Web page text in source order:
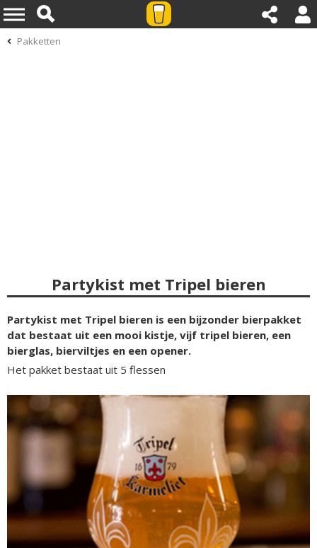
Pakketten
Partykist met Tripel bieren
Partykist met Tripel bieren is een bijzonder bierpakket
dat bestaat uit een mooi kistje, vijf tripel bieren, een
bierglas, bierviltjes en een opener.
Het pakket bestaat uit 5 flessen